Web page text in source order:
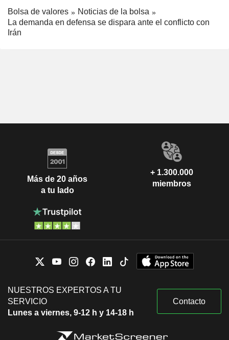
Bolsa de valores
Noticias de la bolsa
La demanda en defensa se dispara ante el conflicto con
Irán
Más de 20 años
a tu lado
+ 1.300.000
miembros
NUESTROS EXPERTOS A TU
SERVICIO
Lunes a viernes, 9-12 h y 14-18 h
Contacto